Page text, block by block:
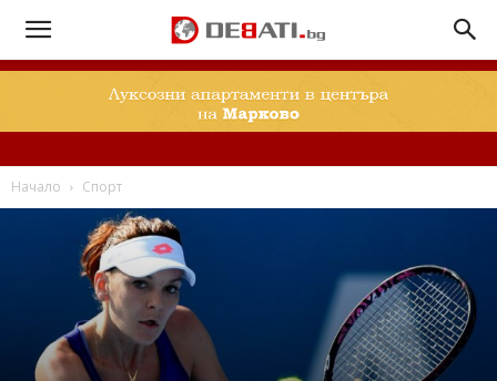
Начало Спорт